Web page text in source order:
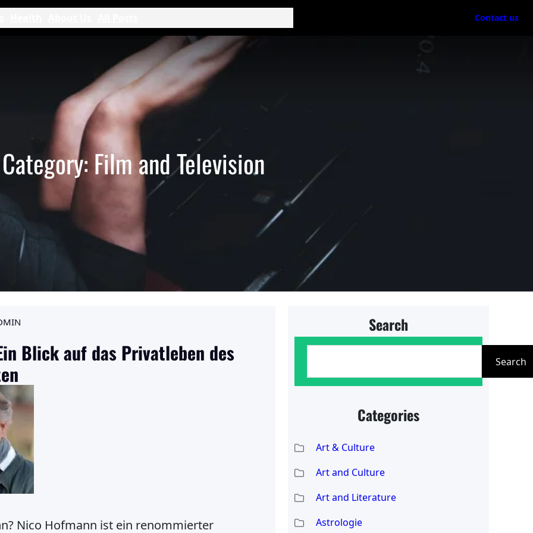
Contact us
Category: Film and Television
Blick auf das Privatleben des
Nico Hofmann ist ein renommierter
Search
a
h
Search
Categories
Art & Culture
Art and Culture
Art and Literature
Astrologie